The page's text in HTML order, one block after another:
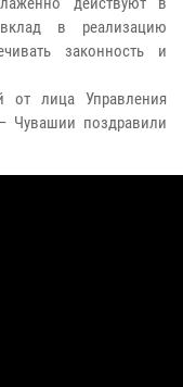
в реализацию
законность и
от лица Управления
Чувашии поздравили